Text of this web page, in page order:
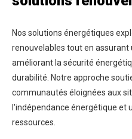
Nos solutions énergétiques
renouvelables tout en
améliorant la sécurité
durabilité. Notre approche
communautés éloignées aux
l'indépendance énergétique et
ressources.